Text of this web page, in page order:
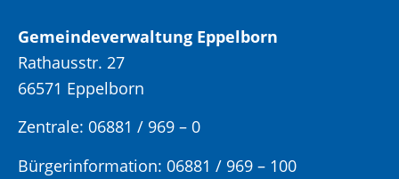
Gemeindeverwaltung Eppelborn
Rathausstr. 27
66571 Eppelborn
Zentrale: 06881 / 969 – 0
Bürgerinformation: 06881 / 969 – 100